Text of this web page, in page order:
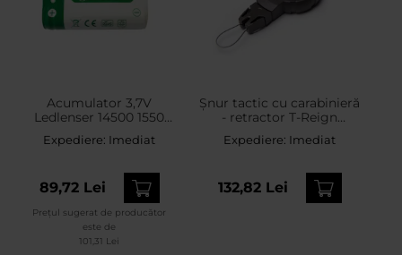
Acumulator 3,7V
Ledlenser 14500 1550
Expediere: Imediat
89,72 Lei
Prețul sugerat de producător
este de
101,31 Lei
Șnur tactic cu carabinieră
- retractor T-Reign
Hunting Medium
Expediere: Imediat
132,82 Lei